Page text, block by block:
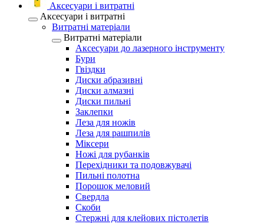
Аксесуари і витратні
Аксесуари і витратні
Витратні матеріали
Витратні матеріали
Аксесуари до лазерного інструменту
Бури
Гвіздки
Диски абразивні
Диски алмазні
Диски пильні
Заклепки
Леза для ножів
Леза для рашпилів
Міксери
Ножі для рубанків
Перехідники та подовжувачі
Пильні полотна
Порошок меловий
Свердла
Скоби
Стержні для клейових пістолетів